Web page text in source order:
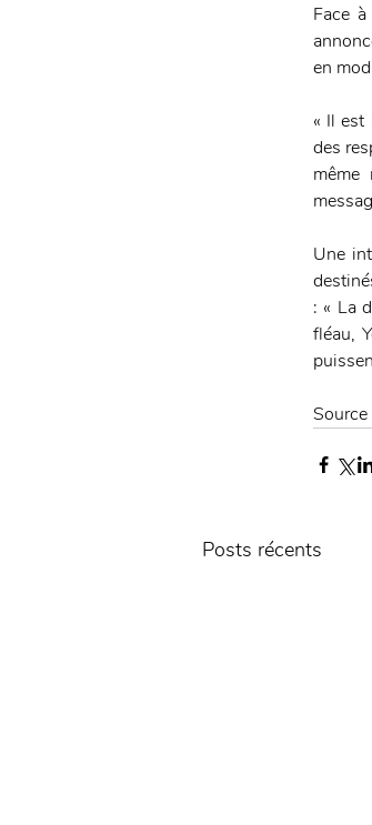
Face
en
« Il est
des
même
Une
: « La
fléau,
Posts récents